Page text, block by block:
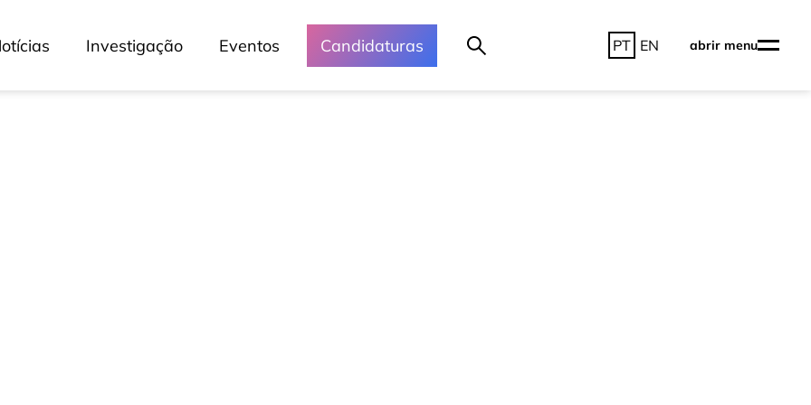
Investigação Eventos Candidaturas PT EN abrir menu